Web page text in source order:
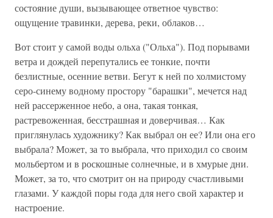
состояние души, вызывающее ответное чувство:
ощущение травинки, дерева, реки, облаков…
Вот стоит у самой воды ольха ("Ольха"). Под порывами
ветра и дождей перепутались ее тонкие, почти
безлистные, осенние ветви. Бегут к ней по холмистому
серо-синему водному простору "барашки", мечется над
ней рассерженное небо, а она, такая тонкая,
растревоженная, бесстрашная и доверчивая… Как
приглянулась художнику? Как выбрал он ее? Или она его
выбрала? Может, за то выбрала, что приходил со своим
мольбертом и в роскошные солнечные, и в хмурые дни.
Может, за то, что смотрит он на природу счастливыми
глазами. У каждой поры года для него свой характер и
настроение.